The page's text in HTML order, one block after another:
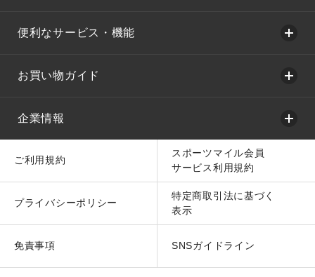
便利なサービス・機能
お買い物ガイド
企業情報
ご利用規約
スポーツマイル会員
サービス利用規約
プライバシーポリシー
特定商取引法に基づく
表示
免責事項 SNSガイドライン